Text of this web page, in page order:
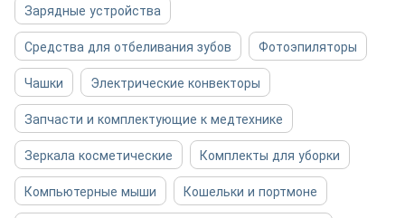
Зарядные устройства
Средства для отбеливания зубов
Фотоэпиляторы
Чашки
Электрические конвекторы
Запчасти и комплектующие к медтехнике
Зеркала косметические
Комплекты для уборки
Компьютерные мыши
Кошельки и портмоне